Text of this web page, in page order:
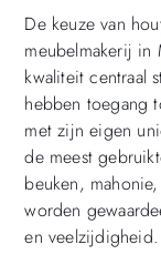
De keuze van
meubelmakerij in
kwaliteit centraal
hebben toegang
met zijn eigen
de meest
beuken,
worden
en veelzijdigheid.